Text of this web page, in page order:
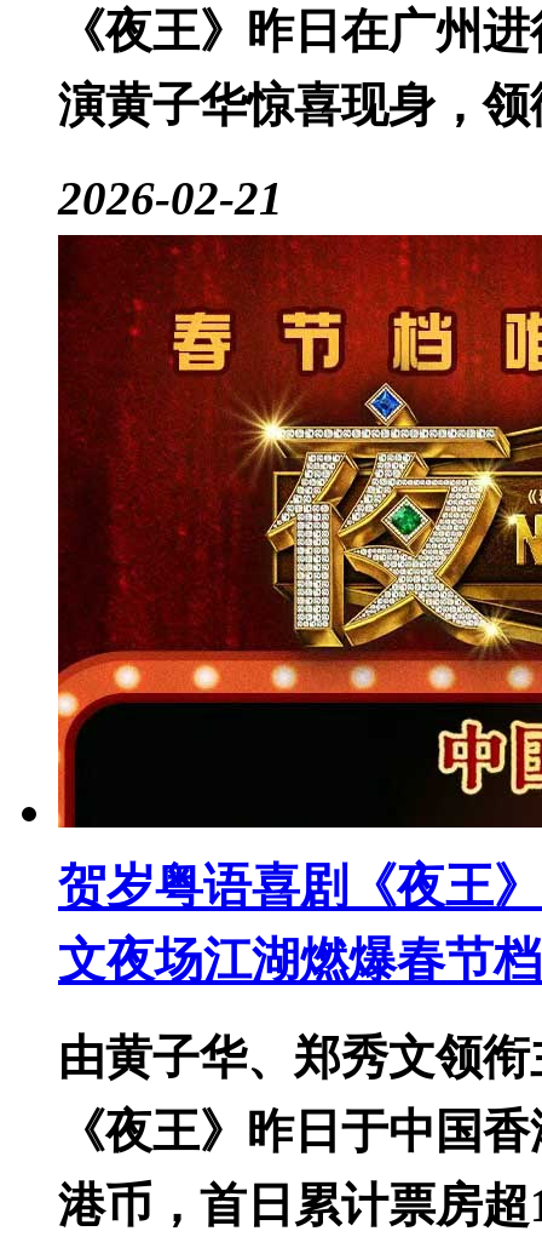
《夜王》昨日在广州
演黄子华惊喜现身，
2026-02-21
贺岁粤语喜剧《夜王
文夜场江湖燃爆春节档
由黄子华、郑秀文领
《夜王》昨日于中国
港币，首日累计票房